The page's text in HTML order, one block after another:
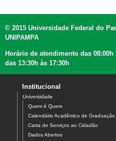
© 2015 Universidade Federal do
UNIPAMPA
Horário de atendimento das 08:00h
das 13:30h às 17:30h
Institucional
Universidade
Quem é Quem
Calendário Acadêmico de Graduação
Carta de Serviços ao Cidadão
Dados Abertos